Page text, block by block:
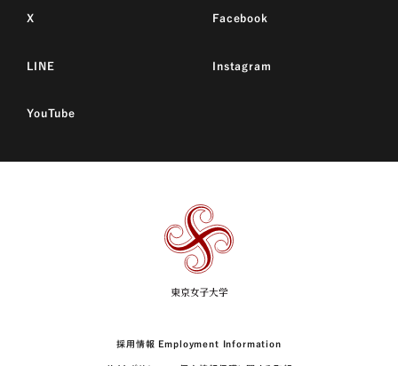
X Facebook
LINE Instagram
YouTube
東
採用情報 Employment Information